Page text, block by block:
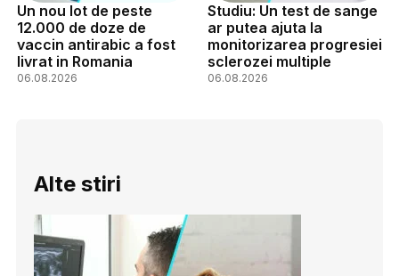
Un nou lot de peste
12.000 de doze de
vaccin antirabic a fost
livrat in Romania
06.08.2026
Studiu: Un test de sange
ar putea ajuta la
monitorizarea progresiei
sclerozei multiple
06.08.2026
Alte stiri